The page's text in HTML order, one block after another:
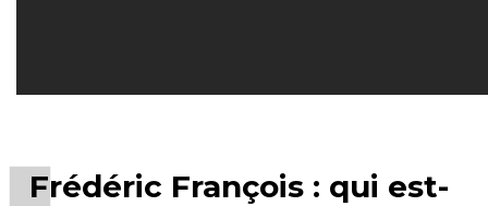
Frédéric François : qui est-